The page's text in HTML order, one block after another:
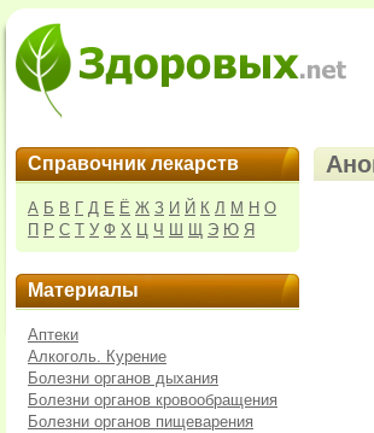
Справочник лекарств
А Б В Г Д Е Ё Ж З И Й К Л М Н О
П Р С Т У Ф Х Ц Ч Ш Щ Э Ю Я
Материалы
Аптеки
Алкоголь. Курение
Болезни органов дыхания
Болезни органов кровообращения
Болезни органов пищеварения